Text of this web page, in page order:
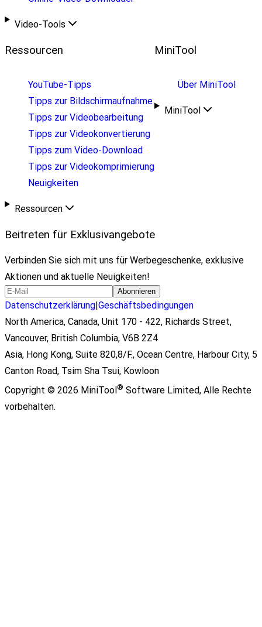
Video-Tools
Ressourcen
YouTube-Tipps
Tipps zur Bildschirmaufnahme
Tipps zur Videobearbeitung
Tipps zur Videokonvertierung
Tipps zum Video-Download
Tipps zur Videokomprimierung
Neuigkeiten
Ressourcen
MiniTool
Über MiniTool
MiniTool
Beitreten für Exklusivangebote
Verbinden Sie sich mit uns für Werbegeschenke, exklusive
Aktionen und aktuelle Neuigkeiten!
Abonnieren
Datenschutzerklärung|Geschäftsbedingungen
North America, Canada, Unit 170 - 422, Richards Street,
Vancouver, British Columbia, V6B 2Z4
Asia, Hong Kong, Suite 820,8/F., Ocean Centre, Harbour City, 5
Canton Road, Tsim Sha Tsui, Kowloon
Copyright © 2026 MiniTool ® Software Limited, Alle Rechte
vorbehalten.